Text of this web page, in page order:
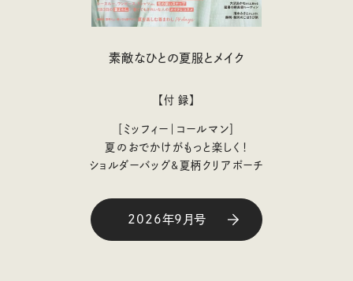
素敵なひとの夏服とメイク
【付 録】
［ミッフィー｜コールマン］
夏のおでかけがもっと楽しく！
ショルダーバッグ&夏柄クリアポーチ
2026年9月号